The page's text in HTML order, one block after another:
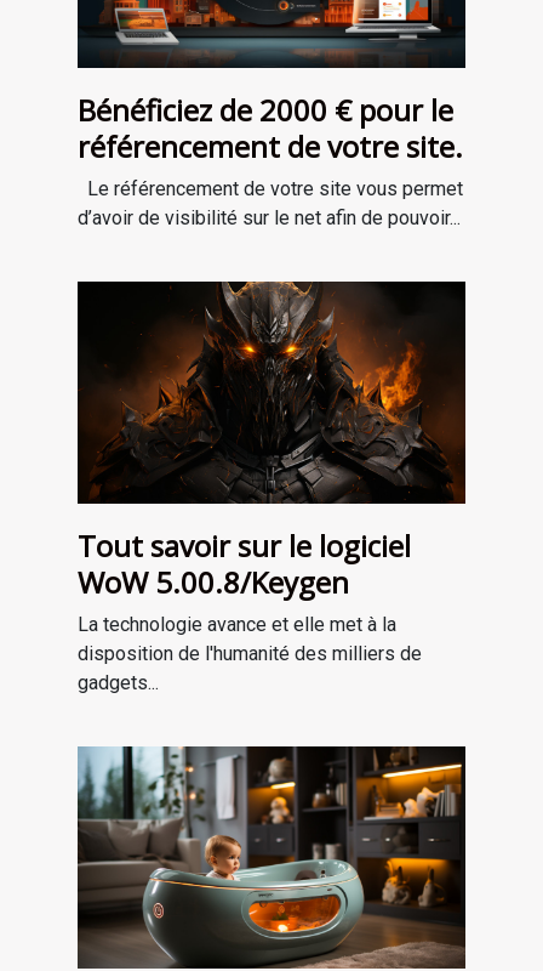
Bénéficiez de 2000 € pour le
référencement de votre site.
Le référencement de votre site vous permet
d’avoir de visibilité sur le net afin de pouvoir...
Tout savoir sur le logiciel
WoW 5.00.8/Keygen
La technologie avance et elle met à la
disposition de l'humanité des milliers de
gadgets...